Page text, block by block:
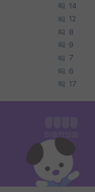
14
12
8
9
7
6
17